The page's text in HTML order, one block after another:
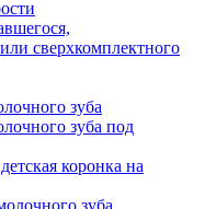
сверхкомплектного
зуба
зуба под
коронка на